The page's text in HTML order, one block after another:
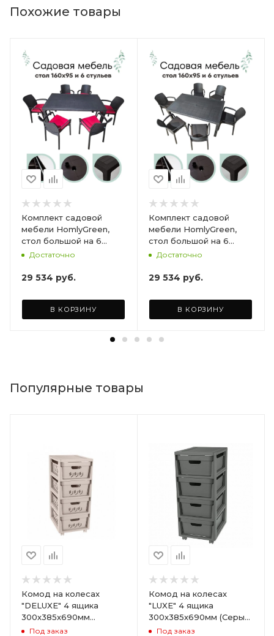
Похожие товары
Комплект садовой
мебели HomlyGreen,
стол большой на 6
персон 153х79х70, 6
бордовыми подушками
Достаточно
29 534 руб.
В КОРЗИНУ
Комплект садовой
мебели HomlyGreen,
стол большой на 6
персон 153х79х70, 6
коричневыми
Достаточно
29 534 руб.
В КОРЗИНУ
Популярные товары
Комод на колесах
"DELUXE" 4 ящика
300х385х690мм
(Светло-бежевый)
Под заказ
Комод на колесах
"LUXE" 4 ящика
300х385х690мм (Серый)
ARD258086
Под заказ